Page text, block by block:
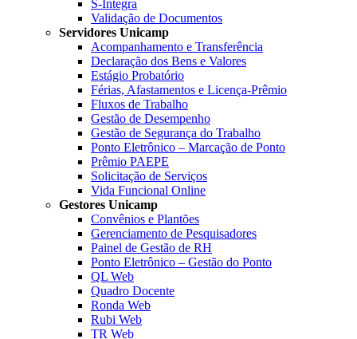
S-Integra
Validação de Documentos
Servidores Unicamp
Acompanhamento e Transferência
Declaração dos Bens e Valores
Estágio Probatório
Férias, Afastamentos e Licença-Prêmio
Fluxos de Trabalho
Gestão de Desempenho
Gestão de Segurança do Trabalho
Ponto Eletrônico – Marcação de Ponto
Prêmio PAEPE
Solicitação de Serviços
Vida Funcional Online
Gestores Unicamp
Convênios e Plantões
Gerenciamento de Pesquisadores
Painel de Gestão de RH
Ponto Eletrônico – Gestão do Ponto
QL Web
Quadro Docente
Ronda Web
Rubi Web
TR Web